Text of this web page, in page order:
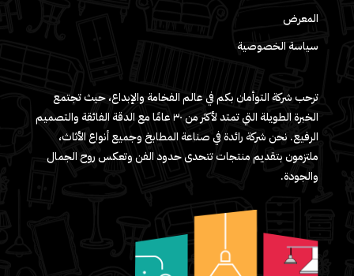
المعرض
سياسة الخصوصية
ترحب شركة التوأمان بكم في عالم الفخامة والإبداع، حيث تجتمع
الخبرة الطويلة التي تمتد لأكثر من ٣٠ عامًا مع الدقة الفائقة والتصميم
الرفيع. نحن شركة رائدة في صناعة المطابخ وجميع أنواع الأثاث،
ملتزمون بتقديم منتجات تتحدى حدود الفن وتعكس روح الجمال
والجودة.